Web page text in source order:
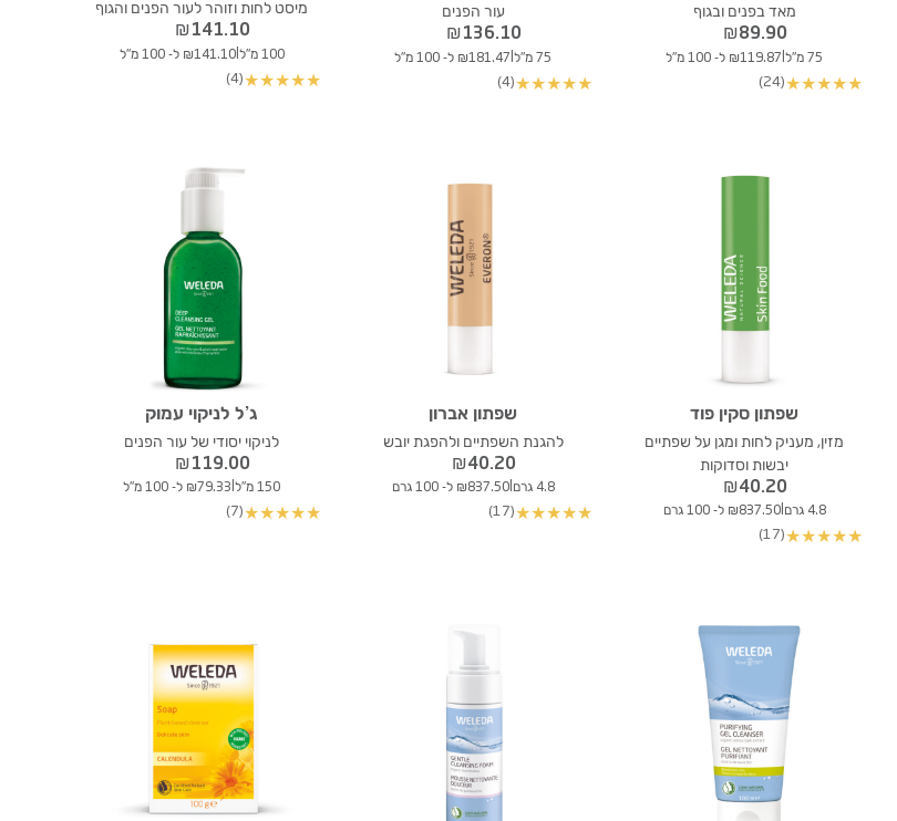
מאד בפנים ובגוף
₪89.90
75 מ"ל | ₪119.87 ל- 100 מ"ל
★
★
★
★
★
(24)
עור הפנים
₪136.10
75 מ"ל | ₪181.47 ל- 100 מ"ל
★
★
★
★
★
(4)
מיסט לחות וזוהר לעור הפנים והגוף
₪141.10
100 מ"ל |₪141.10 ל- 100 מ"ל
★
★
★
★
★
(4)
שפתון סקין פוד
מזין, מעניק לחות ומגן על שפתיים
יבשות וסדוקות
₪40.20
4.8 גרם |₪837.50 ל- 100 גרם
★
★
★
★
★
(17)
שפתון אברון
להגנת השפתיים ולהפגת יובש
₪40.20
4.8 גרם |₪837.50 ל- 100 גרם
★
★
★
★
★
(17)
ג’ל לניקוי עמוק
לניקוי יסודי של עור הפנים
₪119.00
150 מ"ל | ₪79.33 ל- 100 מ"ל
★
★
★
★
★
(7)